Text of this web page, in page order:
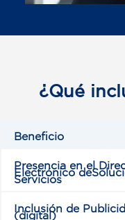
¿Qué
Beneficio
Presencia en el
Electrónico
Servicios
Inclusión de
(digital)